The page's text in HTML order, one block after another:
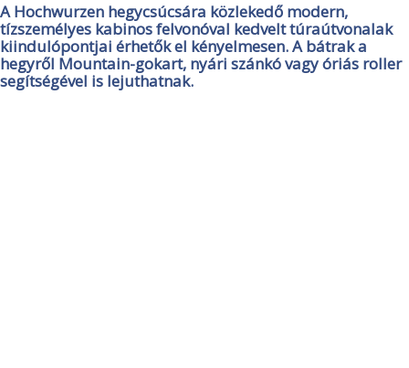
A Hochwurzen hegycsúcsára közlekedő modern,
tízszemélyes kabinos felvonóval kedvelt túraútvonalak
kiindulópontjai érhetők el kényelmesen. A bátrak a
hegyről Mountain-gokart, nyári szánkó vagy óriás roller
segítségével is lejuthatnak.